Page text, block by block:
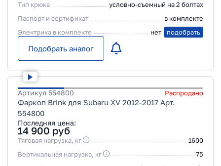
Тип крюка
условно-съемный на 2 болтах
Паспорт и сертификат
в комплекте
Электрика в комплекте
нет подобрать
Подобрать аналог
Артикул 554800 Распродано
Фаркоп Brink для Subaru XV 2012-2017 Арт.
554800
Последняя цена:
14 900 руб
Тяговая нагрузка, кг
1600
Вертикальная нагрузка, кг
75